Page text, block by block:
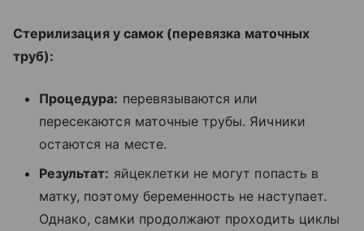
Стерилизация у самок (перевязка маточных
труб):
Процедура: перевязываются или
пересекаются маточные трубы. Яичники
остаются на месте.
Результат: яйцеклетки не могут попасть в
матку, поэтому беременность не наступает.
Однако, самки продолжают проходить циклы